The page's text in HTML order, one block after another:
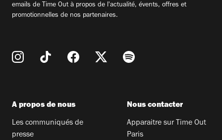
emails de Time Out à propos de l'actualité, évents, offres et
promotionnelles de nos partenaires.
A propos de nous
Les communiqués de
presse
Nous contacter
Apparaitre sur Time Out
Paris